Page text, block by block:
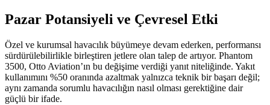
Pazar Potansiyeli ve Çevresel Etki
Özel ve kurumsal havacılık büyümeye devam ederken, performansı
sürdürülebilirlikle birleştiren jetlere olan talep de artıyor. Phantom
3500, Otto Aviation’ın bu değişime verdiği yanıt niteliğinde. Yakıt
kullanımını %50 oranında azaltmak yalnızca teknik bir başarı değil;
aynı zamanda sorumlu havacılığın nasıl olması gerektiğine dair
güçlü bir ifade.